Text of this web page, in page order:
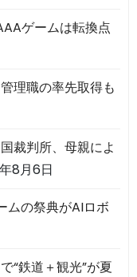
ゲームは転換点
理職の率先取得も
裁判所、母親によ
8月6日
の祭典がAIロボ
“鉄道＋観光”が夏